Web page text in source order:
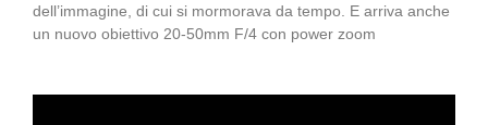
dell’immagine, di cui si mormorava da tempo. E arriva anche
un nuovo obiettivo 20-50mm F/4 con power zoom